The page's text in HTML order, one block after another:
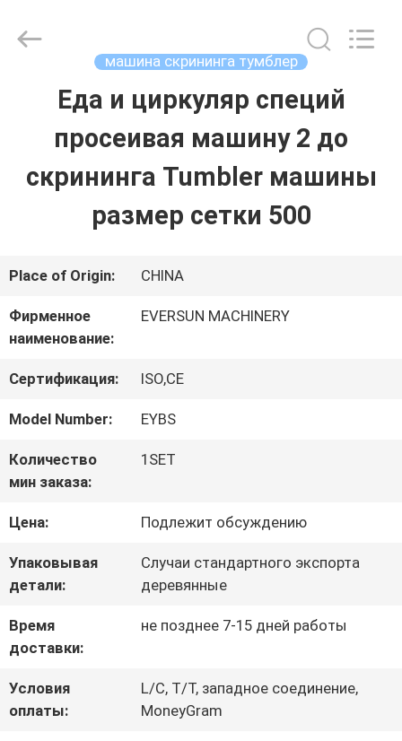
ПРОДУКТЫ
ШОУ
О
НАС
ПУТЕШЕСТВИЕ
ФАБРИКИ
ПРОВЕРКА
КАЧЕСТВА
СВЯЖИТЕСЬ
МЫ
(Henan)
машина скрининга тумблер
Еда и циркуляр специй
просеивая машину 2 до
скрининга Tumbler машины
размер сетки 500
Place of Origin: CHINA
Фирменное
наименование:
EVERSUN MACHINERY
Сертификация: ISO,CE
Model Number: EYBS
Количество
мин заказа:
1SET
Цена: Подлежит обсуждению
Упаковывая
детали:
Случаи стандартного экспорта
деревянные
Время
доставки:
не позднее 7-15 дней работы
Условия
оплаты:
L/C, T/T, западное соединение,
MoneyGram